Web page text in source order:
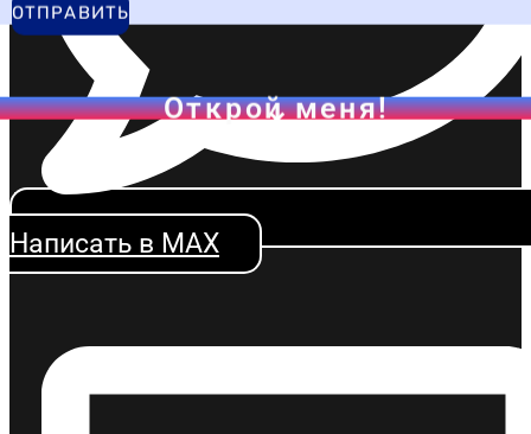
ОТПРАВИТЬ
Открой меня!
Написать в MAX